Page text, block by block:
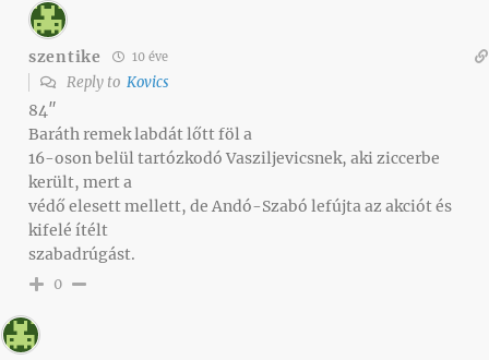
szentike 10 éve
Reply to Kovics
84″
Baráth remek labdát lőtt föl a
16-oson belül tartózkodó Vasziljevicsnek, aki ziccerbe
került, mert a
védő elesett mellett, de Andó-Szabó lefújta az akciót és
kifelé ítélt
szabadrúgást.
0